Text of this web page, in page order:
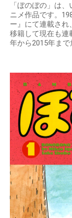
「ぼのぼの」は
ニメ作品です。
ー』にて連載され
移籍して現在も連
年から2015年まで